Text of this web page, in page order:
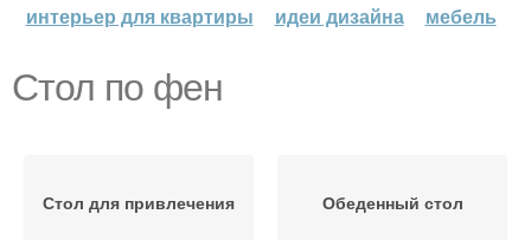
интерьер для квартиры
идеи дизайна мебель
Стол по фен
Стол для привлечения Обеденный стол